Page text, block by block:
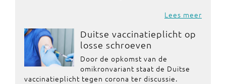
Lees meer
Duitse vaccinatieplicht op
losse schroeven
Door de opkomst van de
omikronvariant staat de Duitse
vaccinatieplicht tegen corona ter discussie.